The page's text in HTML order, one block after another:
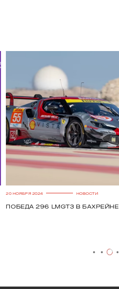
20 НОЯБРЯ 2024 НОВОСТИ
Победа 296 LMGT3 в Бахрейне